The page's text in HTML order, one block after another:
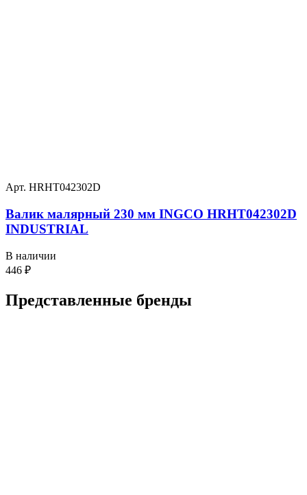
Арт. HRHT042302D
Валик малярный 230 мм INGCO HRHT042302D
INDUSTRIAL
В наличии
446 ₽
Представленные бренды